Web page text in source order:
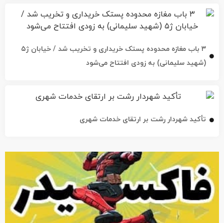
۳ باب مغازه محدوده پستک خریداری و تخریب شد / خیابان ژ۵
(شهید سلیمانی) به زودی افتتاح می‌شود
تأکید شهردار رشت بر ارتقای خدمات شهری